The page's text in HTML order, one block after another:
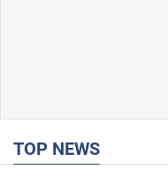
TOP NEWS